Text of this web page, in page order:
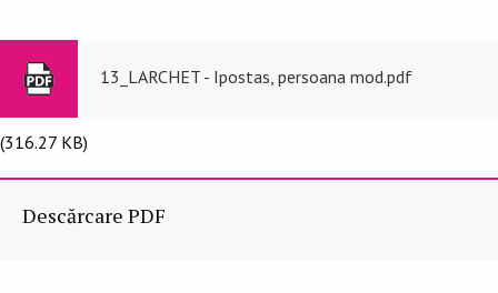
13_LARCHET - Ipostas, persoana mod.pdf
(316.27 KB)
Descărcare PDF